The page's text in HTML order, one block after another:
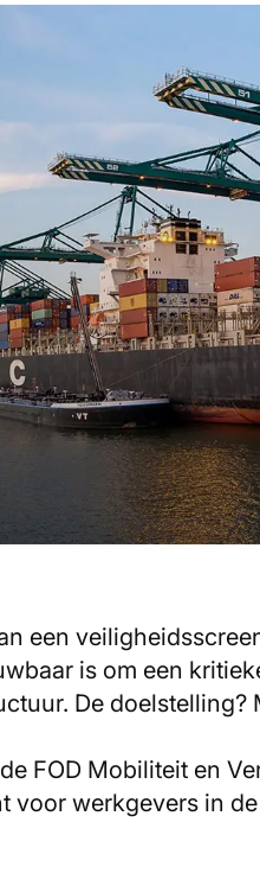
een
is om een
De doelstelling?
FOD Mobiliteit en
voor werkgevers in